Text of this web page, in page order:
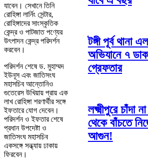
যাবেন। সেখানে তিনি
রোহিঙ্গা লার্নিং সেন্টার,
রোহিঙ্গাদের সাংস্কৃতিক
কেন্দ্র ও পাটজাত পণ্যের
উৎপাদন কেন্দ্র পরিদর্শন
করবেন।
পরিদর্শন শেষে ড. মুহাম্মদ
ইউনূস এবং জাতিসংঘ
মহাসচিব আন্তোনিও
গুতেরেস উখিয়ায় প্রায় এক
লাখ রোহিঙ্গা শরণার্থীর সঙ্গে
ইফতারে যোগ দেবেন।
পরিদর্শন ও ইফতার শেষে
প্রধান উপদেষ্টা ও
জাতিসংঘ মহাসচিব
একসঙ্গে সন্ধ্যায় ঢাকায়
ফিরবেন।
টঙ্গী পূর্ব থানা
অভিযানে ৭
গ্রেফতার
লক্ষ্মীপুরে চাঁদা
থেকে বাঁচতে
আগুন!